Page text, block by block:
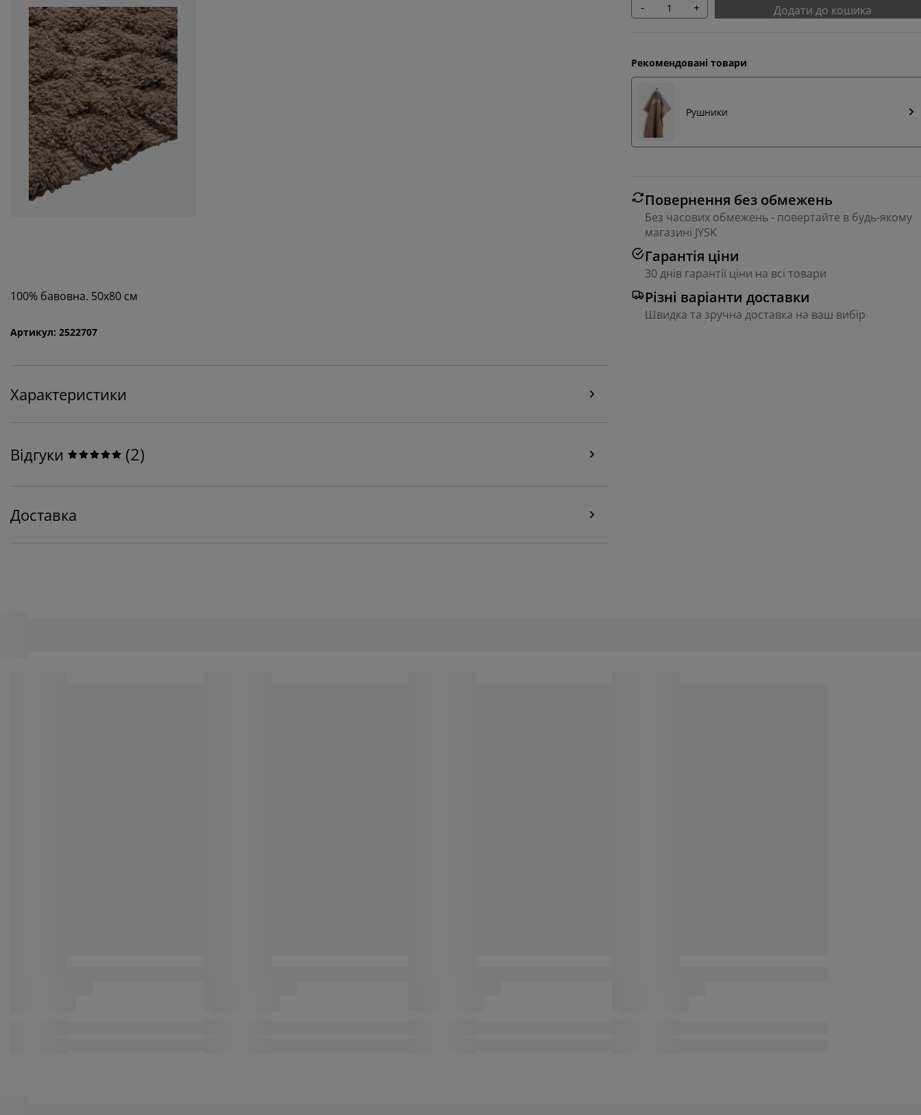
- + Додати до кошика
Рекомендовані товари
Рушники
Повернення без обмежень
Без часових обмежень - повертайте в будь-якому
магазині JYSK
Гарантія ціни
30 днів гарантії ціни на всі товари
Різні варіанти доставки
Швидка та зручна доставка на ваш вибір
100% бавовна. 50x80 см
Артикул: 2522707
Характеристики
Відгуки (2)
Доставка